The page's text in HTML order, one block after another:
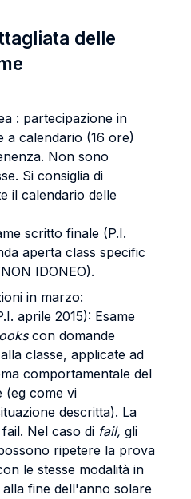
delle
: partecipazione in
a calendario (16 ore)
Non sono
Si consiglia di
il calendario delle
scritto finale (P.I.
aperta class specific
IDONEO).
in marzo:
aprile 2015): Esame
con domande
classe, applicate ad
comportamentale del
(eg come vi
descritta). La
Nel caso di fail, gli
ripetere la prova
le stesse modalità in
fine dell'anno solare